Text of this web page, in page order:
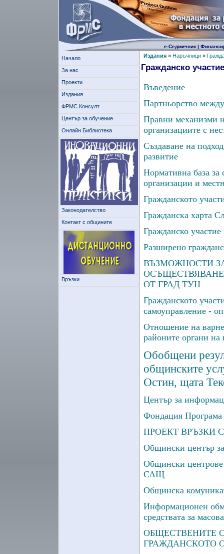
е-Седмичник|
Начало
За нас
Проекти
Издания
ФРМС Консулт
Център за обучение
Онлайн Библиотека
Законодателство
Контакт с общините
Връзки
Издания» Наръчници»
Гражданско
Въведение
Партньорство
Правни механизми
организациите с
Създаване на
развитие
Нормативна база за
организации и
Гражданското
Гражданска харта
Гражданско
Разширено
ВЪЗМОЖНОСТИ
ОТ ГРАД ТУН
Гражданското
самоуправление -
Отношение на
районите органи на
Обобщени
общинските
Остин, щата
Център за
Фондация
ПРОЕКТ ВРЪЗКИ
Общински център
Общински центрове
САЩ
Общинска
Информационен
средствата за
ОБЩЕСТВЕНИТЕ
ГРАЖДАНСКОТО